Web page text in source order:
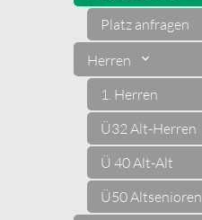
Platz anfragen
Herren
1. Herren
Ü32 Alt-Herren
Ü 40 Alt-Alt
Ü50 Altsenioren